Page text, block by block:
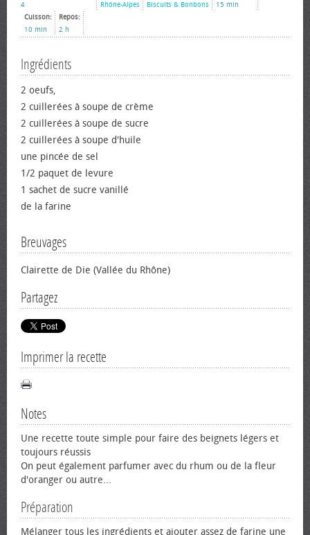
4
Rhône-Alpes
Biscuits & Bonbons
15 min
Cuisson:
10 min
Repos:
2 h
Ingrédients
2 œufs,
2 cuillerées à soupe de crème
2 cuillerées à soupe de sucre
2 cuillerées à soupe d'huile
une pincée de sel
1/2 paquet de levure
1 sachet de sucre vanillé
de la farine
Breuvages
Clairette de Die (Vallée du Rhône)
Partagez
Imprimer la recette
Notes
Une recette toute simple pour faire des beignets légers et
toujours réussis
On peut également parfumer avec du rhum ou de la fleur
d'oranger ou autre...
Préparation
Mélanger tous les ingrédients et ajouter assez de farine une